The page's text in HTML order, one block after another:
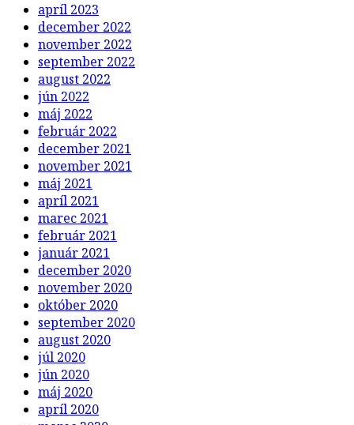
apríl 2023
december 2022
november 2022
september 2022
august 2022
jún 2022
máj 2022
február 2022
december 2021
november 2021
máj 2021
apríl 2021
marec 2021
február 2021
január 2021
december 2020
november 2020
október 2020
september 2020
august 2020
júl 2020
jún 2020
máj 2020
apríl 2020